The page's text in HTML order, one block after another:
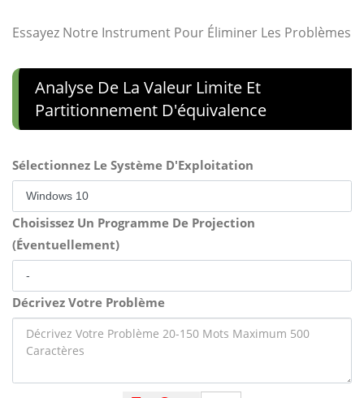
Essayez Notre Instrument Pour Éliminer Les Problèmes
Analyse De La Valeur Limite Et
Partitionnement D'équivalence
Sélectionnez Le Système D'Exploitation
Choisissez Un Programme De Projection
(Éventuellement)
Décrivez Votre Problème